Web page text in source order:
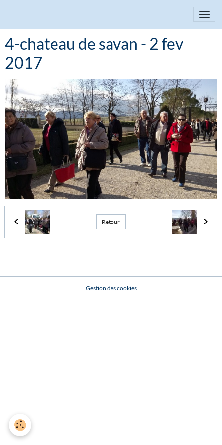
4-chateau de savan - 2 fev
2017
Retour
Gestion des cookies